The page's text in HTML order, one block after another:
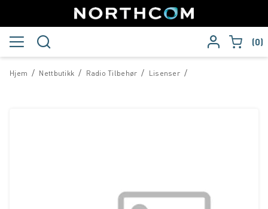
0
/
Hjem /
Nettbutikk /
Radio Tilbehør /
Lisenser